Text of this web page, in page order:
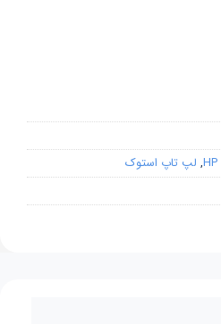
, لپ تاپ استوک